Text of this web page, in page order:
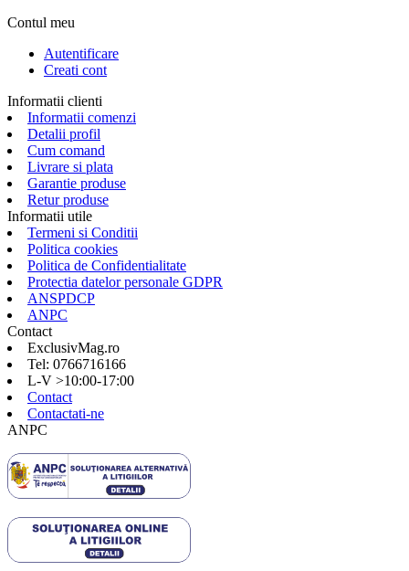
Contul meu
Autentificare
Creati cont
Informatii clienti
Informatii comenzi
Detalii profil
Cum comand
Livrare si plata
Garantie produse
Retur produse
Informatii utile
Termeni si Conditii
Politica cookies
Politica de Confidentialitate
Protectia datelor personale GDPR
ANSPDCP
ANPC
Contact
ExclusivMag.ro
Tel: 0766716166
L-V >10:00-17:00
Contact
Contactati-ne
ANPC